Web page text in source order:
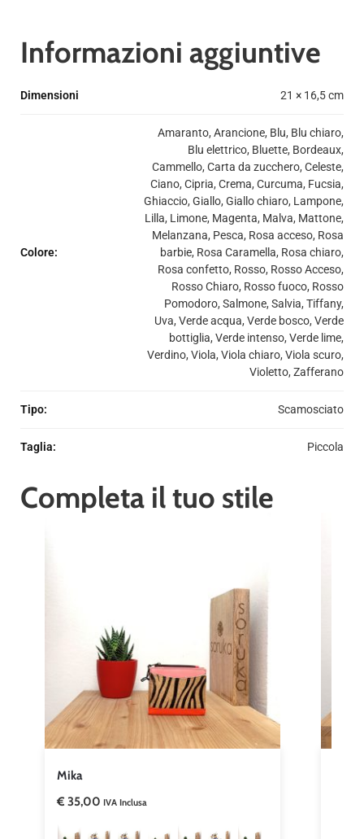
Informazioni aggiuntive
Dimensioni 21 × 16,5 cm
Colore:
Amaranto, Arancione, Blu, Blu chiaro,
Blu elettrico, Bluette, Bordeaux,
Cammello, Carta da zucchero, Celeste,
Ciano, Cipria, Crema, Curcuma, Fucsia,
Ghiaccio, Giallo, Giallo chiaro, Lampone,
Lilla, Limone, Magenta, Malva, Mattone,
Melanzana, Pesca, Rosa acceso, Rosa
barbie, Rosa Caramella, Rosa chiaro,
Rosa confetto, Rosso, Rosso Acceso,
Rosso Chiaro, Rosso fuoco, Rosso
Pomodoro, Salmone, Salvia, Tiffany,
Uva, Verde acqua, Verde bosco, Verde
bottiglia, Verde intenso, Verde lime,
Verdino, Viola, Viola chiaro, Viola scuro,
Violetto, Zafferano
Tipo: Scamosciato
Taglia: Piccola
Completa il tuo stile
Mika
€ 35,00 IVA Inclusa